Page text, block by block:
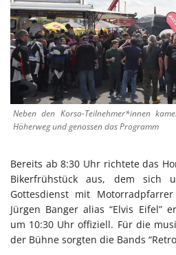
Neben den Korso-Teilnehmer*innen
Höherweg und genossen das Programm
Bereits ab 8:30 Uhr richtete das
Bikerfrühstück aus, dem sich
Gottesdienst mit
Jürgen Banger alias “Elvis Eifel”
um 10:30 Uhr offiziell. Für die
der Bühne sorgten die Bands